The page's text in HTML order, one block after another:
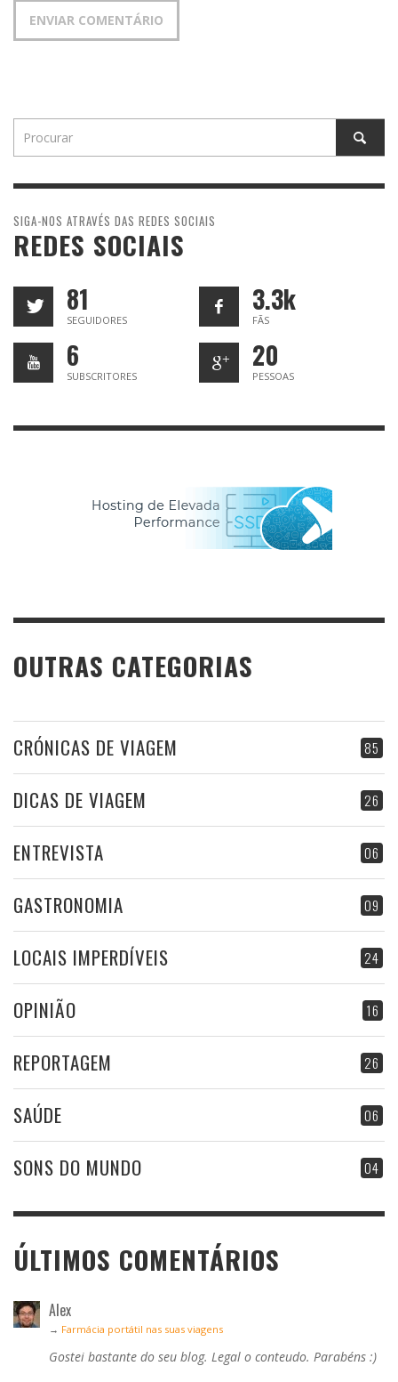
SIGA-NOS ATRAVÉS DAS REDES SOCIAIS
REDES SOCIAIS
81
SEGUIDORES
3.3k
FÃS
6
SUBSCRITORES
20
PESSOAS
OUTRAS CATEGORIAS
85
CRÓNICAS DE VIAGEM
26
DICAS DE VIAGEM
06
ENTREVISTA
09
GASTRONOMIA
24
LOCAIS IMPERDÍVEIS
16
OPINIÃO
26
REPORTAGEM
06
SAÚDE
04
SONS DO MUNDO
ÚLTIMOS COMENTÁRIOS
Alex
→ Farmácia portátil nas suas viagens
Gostei bastante do seu blog. Legal o conteudo. Parabéns :)